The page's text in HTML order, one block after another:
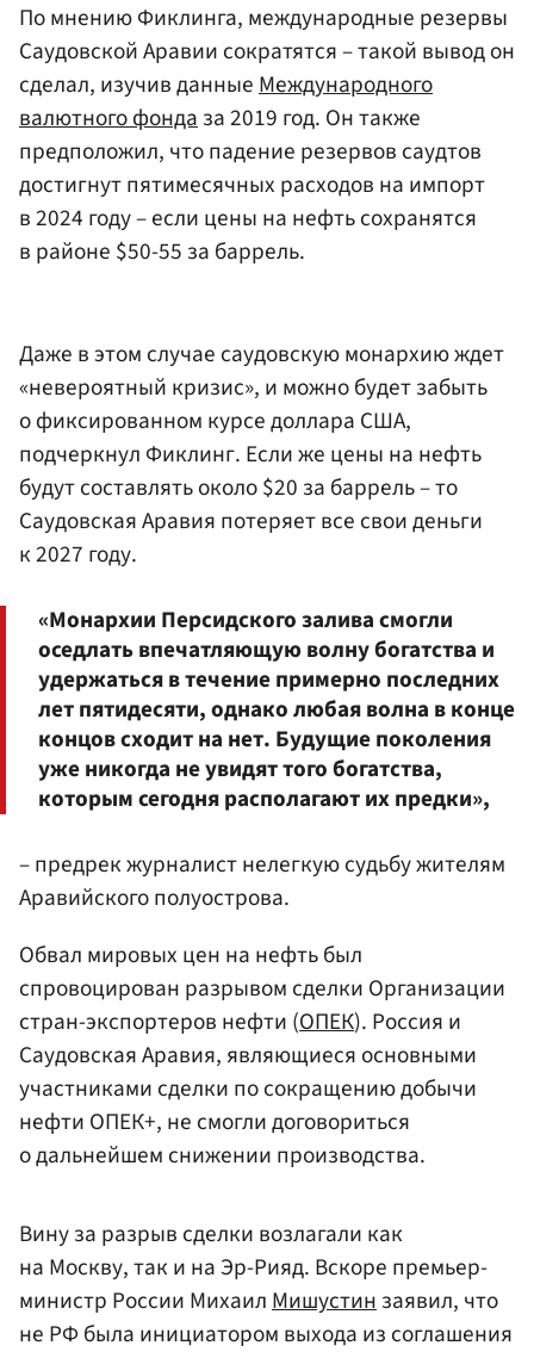
По мнению Фиклинга, международные резервы
Саудовской Аравии сократятся – такой вывод он
сделал, изучив данныеМеждународного
валютного фондаза 2019 год. Он также
предположил, что падение резервов саудтов
достигнут пятимесячных расходов на импорт
в 2024 году – если цены на нефть сохранятся
в районе $50-55 за баррель.
Даже в этом случае саудовскую монархию ждет
«невероятный кризис», и можно будет забыть
о фиксированном курсе доллара США,
подчеркнул Фиклинг. Если же цены на нефть
будут составлять около $20 за баррель – то
Саудовская Аравия потеряет все свои деньги
к 2027 году.
«Монархии Персидского залива смогли
оседлать впечатляющую волну богатства и
удержаться в течение примерно последних
лет пятидесяти, однако любая волна в конце
концов сходит на нет. Будущие поколения
уже никогда не увидят того богатства,
которым сегодня располагают их предки»,
– предрек журналист нелегкую судьбу жителям
Аравийского полуострова.
Обвал мировых цен на нефть был
спровоцирован разрывом сделки Организации
стран-экспортеров нефти (ОПЕК). Россия и
Саудовская Аравия, являющиеся основными
участниками сделки по сокращению добычи
нефти ОПЕК+, не смогли договориться
о дальнейшем снижении производства.
Вину за разрыв сделки возлагали как
на Москву, так и на Эр-Рияд. Вскоре премьер-
министр России МихаилМишустинзаявил, что
не РФ была инициатором выхода из соглашения